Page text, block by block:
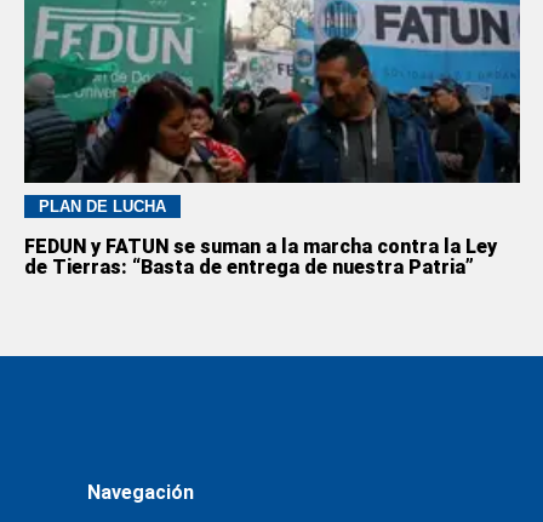
PLAN DE LUCHA
FEDUN y FATUN se suman a la marcha contra la Ley
de Tierras: “Basta de entrega de nuestra Patria”
Navegación